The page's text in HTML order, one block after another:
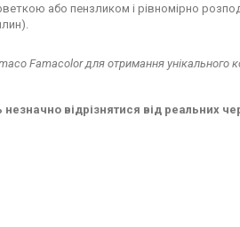
або пензликом і рівномірно
Famacolor для отримання унікального
відрізнятися від реальних